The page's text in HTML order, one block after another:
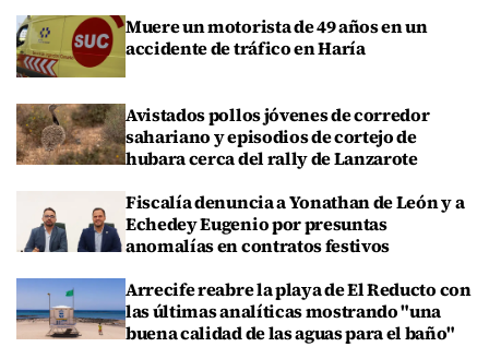
Muere un motorista de 49 años en un
accidente de tráfico en Haría
Avistados pollos jóvenes de corredor
sahariano y episodios de cortejo de
hubara cerca del rally de Lanzarote
Fiscalía denuncia a Yonathan de León y a
Echedey Eugenio por presuntas
anomalías en contratos festivos
Arrecife reabre la playa de El Reducto con
las últimas analíticas mostrando "una
buena calidad de las aguas para el baño"